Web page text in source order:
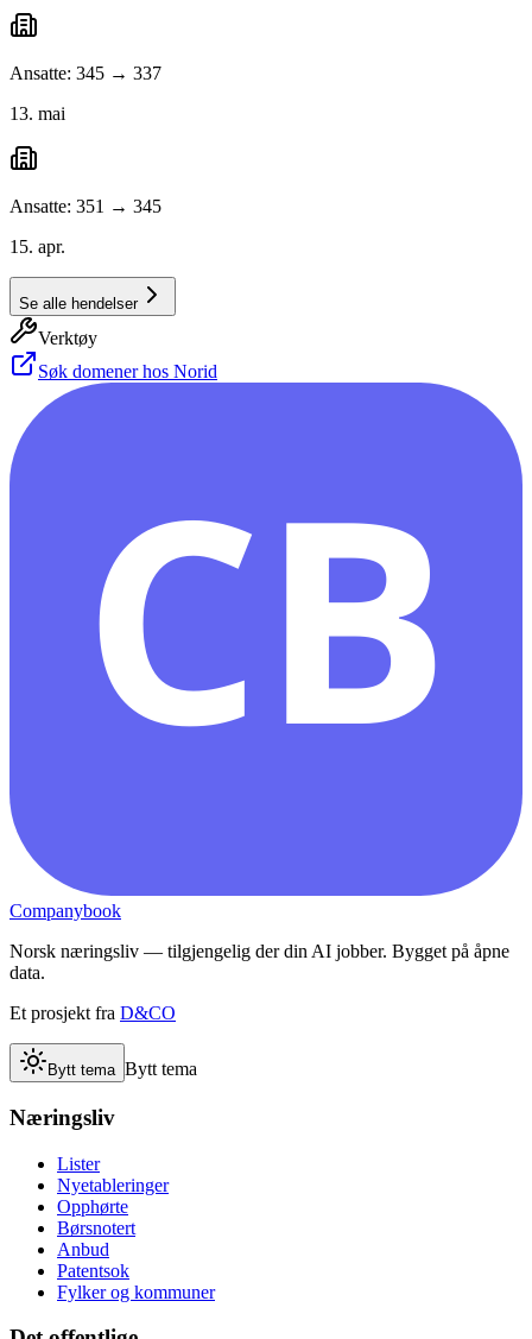
Ansatte: 345 → 337
13. mai
Ansatte: 351 → 345
15. apr.
Se alle hendelser
Verktøy
Søk domener hos Norid
CB
Companybook
Norsk næringsliv — tilgjengelig der din AI jobber. Bygget på åpne
data.
Et prosjekt fra D&CO
Bytt tema Bytt tema
Næringsliv
Lister
Nyetableringer
Opphørte
Børsnotert
Anbud
Patentsok
Fylker og kommuner